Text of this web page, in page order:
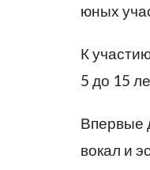
юных
К
5 до 15
Впервые
вокал и